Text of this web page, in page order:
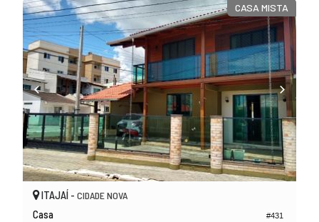
CASA MISTA
#431
ITAJAÍ - CIDADE NOVA
Casa